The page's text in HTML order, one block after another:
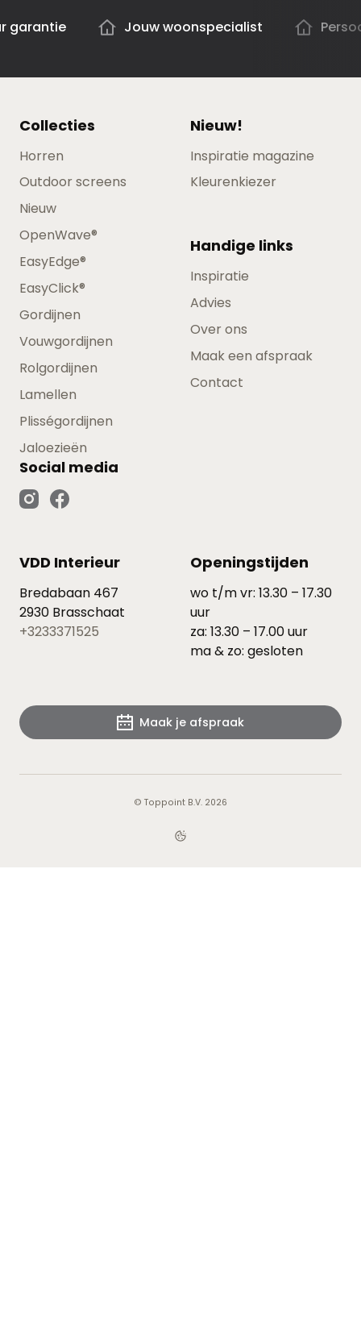
garantie Jouw woonspecialist
VDD Interieur
Bredabaan 467
2930 Brasschaat
+3233371525
Openingstijden
wo t/m vr: 13.30 – 17.30
uur
za: 13.30 – 17.00 uur
ma & zo: gesloten
Maak je afspraak
Collecties
Horren
Outdoor screens
Nieuw
OpenWave®
EasyEdge®
EasyClick®
Gordijnen
Vouwgordijnen
Rolgordijnen
Lamellen
Plisségordijnen
Jaloezieën
Nieuw!
Inspiratie magazine
Kleurenkiezer
Handige links
Inspiratie
Advies
Over ons
Maak een afspraak
Contact
Social media
© Toppoint B.V. 2026